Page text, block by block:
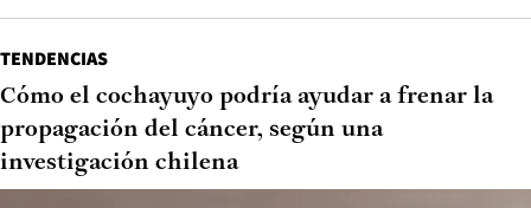
TENDENCIAS
Cómo el cochayuyo podría ayudar a frenar la
propagación del cáncer, según una
investigación chilena